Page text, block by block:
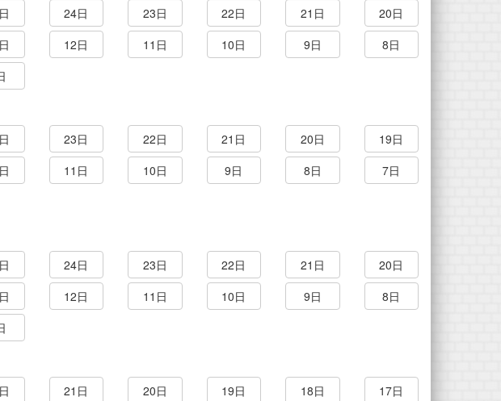
24日 23日 22日 21日
20日
12日 11日 10日 9日
8日
23日 22日 21日 20日
19日
11日 10日 9日 8日
7日
24日 23日 22日 21日
20日
12日 11日 10日 9日
8日
21日 20日 19日 18日
17日